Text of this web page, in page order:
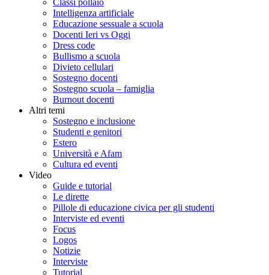
Classi pollaio
Intelligenza artificiale
Educazione sessuale a scuola
Docenti Ieri vs Oggi
Dress code
Bullismo a scuola
Divieto cellulari
Sostegno docenti
Sostegno scuola – famiglia
Burnout docenti
Altri temi
Sostegno e inclusione
Studenti e genitori
Estero
Università e Afam
Cultura ed eventi
Video
Guide e tutorial
Le dirette
Pillole di educazione civica per gli studenti
Interviste ed eventi
Focus
Logos
Notizie
Interviste
Tutorial